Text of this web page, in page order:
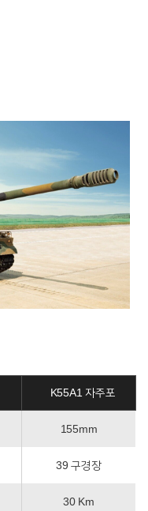
K55A1 자주포
155mm
39 구경장
30 Km